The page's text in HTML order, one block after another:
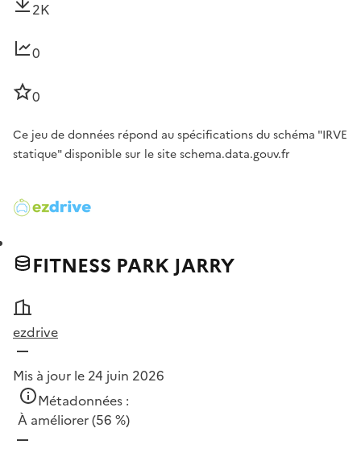
2K
0
0
Ce jeu de données répond au spécifications du schéma "IRVE
statique" disponible sur le site schema.data.gouv.fr
FITNESS PARK JARRY
ezdrive
Mis à jour le 24 juin 2026
Métadonnées :
À améliorer(56 %)